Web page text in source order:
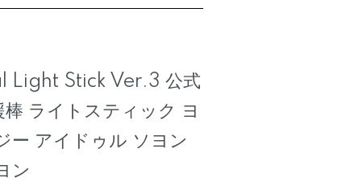
Light Stick Ver.3 公式
ライトスティック ヨ
ー アイドゥル ソヨン
ン